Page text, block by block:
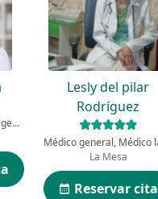
Médico laboral, Médico general
Lesly del pilar
Rodríguez
La Mesa
Reservar cita